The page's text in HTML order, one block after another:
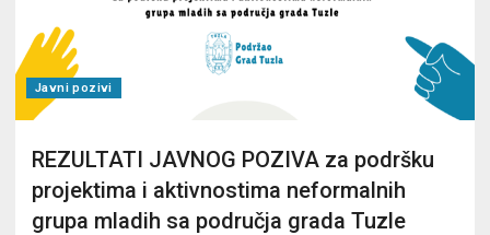
Javni pozivi
REZULTATI JAVNOG POZIVA za podršku
projektima i aktivnostima neformalnih
grupa mladih sa područja grada Tuzle